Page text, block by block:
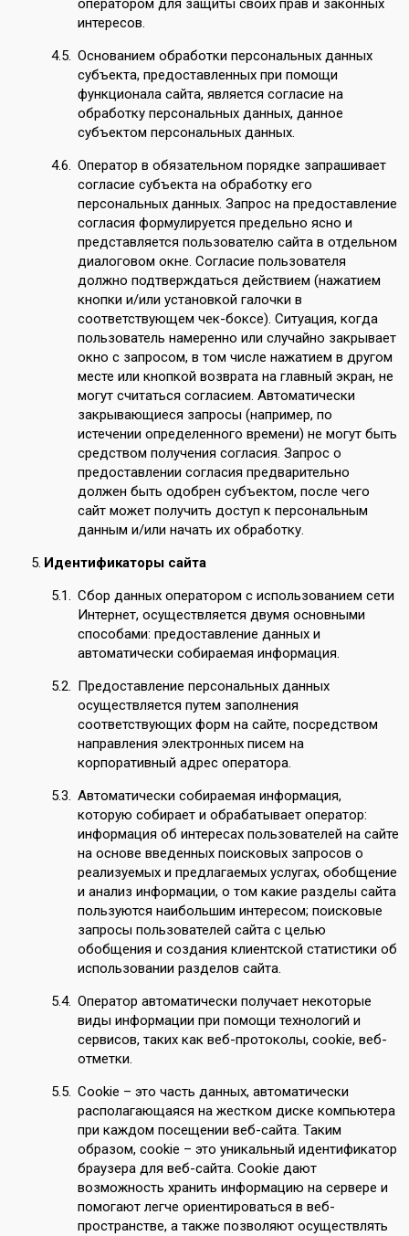
оператором для защиты своих прав и законных
интересов.
Основанием обработки персональных данных
субъекта, предоставленных при помощи
функционала сайта, является согласие на
обработку персональных данных, данное
субъектом персональных данных.
Оператор в обязательном порядке запрашивает
согласие субъекта на обработку его
персональных данных. Запрос на предоставление
согласия формулируется предельно ясно и
представляется пользователю сайта в отдельном
диалоговом окне. Согласие пользователя
должно подтверждаться действием (нажатием
кнопки и/или установкой галочки в
соответствующем чек-боксе). Ситуация, когда
пользователь намеренно или случайно закрывает
окно с запросом, в том числе нажатием в другом
месте или кнопкой возврата на главный экран, не
могут считаться согласием. Автоматически
закрывающиеся запросы (например, по
истечении определенного времени) не могут быть
средством получения согласия. Запрос о
предоставлении согласия предварительно
должен быть одобрен субъектом, после чего
сайт может получить доступ к персональным
данным и/или начать их обработку.
Идентификаторы сайта
Сбор данных оператором с использованием сети
Интернет, осуществляется двумя основными
способами: предоставление данных и
автоматически собираемая информация.
Предоставление персональных данных
осуществляется путем заполнения
соответствующих форм на сайте, посредством
направления электронных писем на
корпоративный адрес оператора.
Автоматически собираемая информация,
которую собирает и обрабатывает оператор:
информация об интересах пользователей на сайте
на основе введенных поисковых запросов о
реализуемых и предлагаемых услугах, обобщение
и анализ информации, о том какие разделы сайта
пользуются наибольшим интересом; поисковые
запросы пользователей сайта с целью
обобщения и создания клиентской статистики об
использовании разделов сайта.
Оператор автоматически получает некоторые
виды информации при помощи технологий и
сервисов, таких как веб-протоколы, cookie, веб-
отметки.
Cookie – это часть данных, автоматически
располагающаяся на жестком диске компьютера
при каждом посещении веб-сайта. Таким
образом, cookie – это уникальный идентификатор
браузера для веб-сайта. Cookie дают
возможность хранить информацию на сервере и
помогают легче ориентироваться в веб-
пространстве, а также позволяют осуществлять